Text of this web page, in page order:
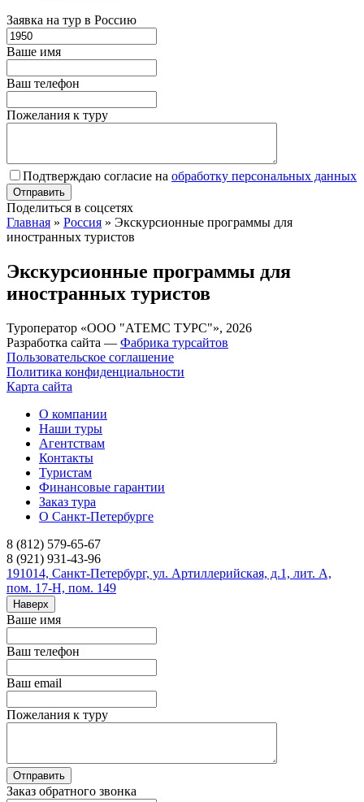
Заявка на тур в Россию
Ваше имя
Ваш телефон
Пожелания к туру
Подтверждаю согласие на обработку персональных данных
Поделиться в соцсетях
Главная » Россия » Экскурсионные программы для
иностранных туристов
Экскурсионные программы для
иностранных туристов
Туроператор «ООО "АТЕМС ТУРС"», 2026
Разработка сайта — Фабрика турсайтов
Пользовательское соглашение
Политика конфиденциальности
Карта сайта
О компании
Наши туры
Агентствам
Контакты
Туристам
Финансовые гарантии
Заказ тура
О Санкт-Петербурге
8 (812) 579-65-67
8 (921) 931-43-96
191014, Санкт-Петербург, ул. Артиллерийская, д.1, лит. А,
пом. 17-Н, пом. 149
Наверх
Ваше имя
Ваш телефон
Ваш email
Пожелания к туру
Заказ обратного звонка